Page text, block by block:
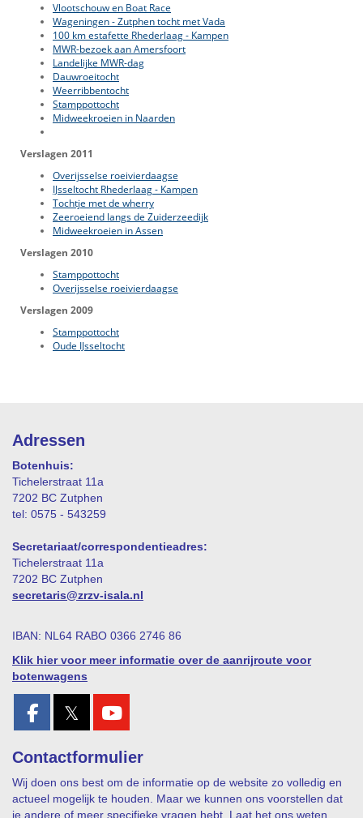
Vlootschouw en Boat Race
Wageningen - Zutphen tocht met Vada
100 km estafette Rhederlaag - Kampen
MWR-bezoek aan Amersfoort
Landelijke MWR-dag
Dauwroeitocht
Weerribbentocht
Stamppottocht
Midweekroeien in Naarden
Verslagen 2011
Overijsselse roeivierdaagse
IJsseltocht Rhederlaag - Kampen
Tochtje met de wherry
Zeeroeiend langs de Zuiderzeedijk
Midweekroeien in Assen
Verslagen 2010
Stamppottocht
Overijsselse roeivierdaagse
Verslagen 2009
Stamppottocht
Oude IJsseltocht
Adressen
Botenhuis:
Tichelerstraat 11a
7202 BC Zutphen
tel: 0575 - 543259
Secretariaat/correspondentieadres:
Tichelerstraat 11a
7202 BC Zutphen
siraterces@zrzv-isala.nl
IBAN: NL64 RABO 0366 2746 86
Klik hier voor meer informatie over de aanrijroute voor
botenwagens
𝕏
Contactformulier
Wij doen ons best om de informatie op de website zo volledig en
actueel mogelijk te houden. Maar we kunnen ons voorstellen dat
je andere of meer specifieke vragen hebt. Laat het ons weten,